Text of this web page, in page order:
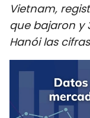
Vietnam,
que bajaron y
Hanói las